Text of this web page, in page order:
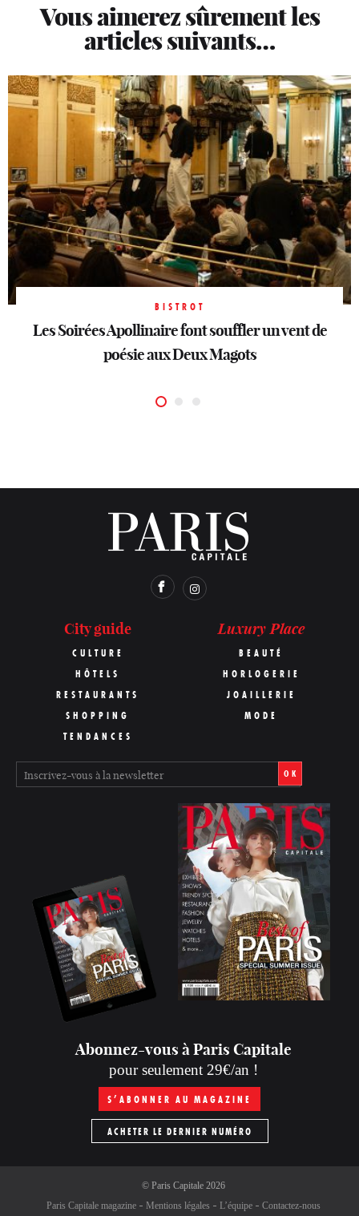
Vous aimerez sûrement les
articles suivants…
BISTROT
Les Soirées Apollinaire font souffler un vent de
poésie aux Deux Magots
BISTROT
Billie : nouveau QG des nuits stylées
BISTROT
Joli, le Marais chic côté jardin
City guide
CULTURE
HÔTELS
RESTAURANTS
SHOPPING
TENDANCES
Luxury Place
BEAUTÉ
HORLOGERIE
JOAILLERIE
MODE
OK
Abonnez-vous à Paris Capitale
pour seulement 29€/an !
S’ABONNER AU MAGAZINE
ACHETER LE DERNIER NUMÉRO
© Paris Capitale2026
Paris Capitale magazine
Mentions légales L’équipe Contactez-nous